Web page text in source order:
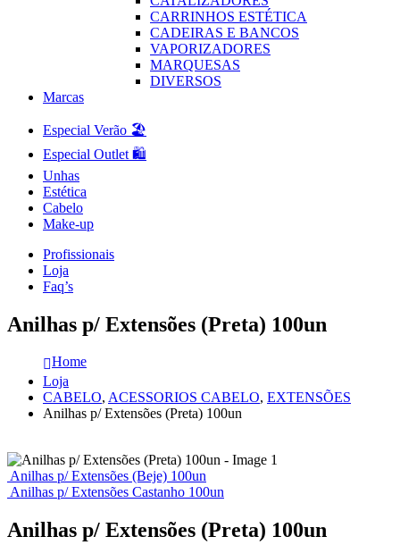
CARRINHOS ESTÉTICA
CADEIRAS E BANCOS
VAPORIZADORES
MARQUESAS
DIVERSOS
Marcas
Especial Verão 🏖️
Especial Outlet 🛍️
Unhas
Estética
Cabelo
Make-up
Profissionais
Loja
Faq’s
Anilhas p/ Extensões (Preta) 100un
Home
Loja
CABELO, ACESSORIOS CABELO, EXTENSÕES
Anilhas p/ Extensões (Preta) 100un
Anilhas p/ Extensões (Beje) 100un
Anilhas p/ Extensões Castanho 100un
Anilhas p/ Extensões (Preta) 100un